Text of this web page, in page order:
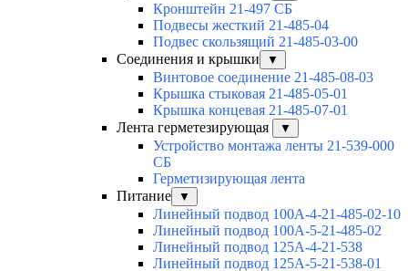
Кронштейн 21-497 СБ
Подвесы жесткий 21-485-04
Подвес скользящий 21-485-03-00
Соединения и крышки
▼
Винтовое соединение 21-485-08-03
Крышка стыковая 21-485-05-01
Крышка концевая 21-485-07-01
Лента герметезирующая
▼
Устройство монтажа ленты 21-539-000
СБ
Герметизирующая лента
Питание
▼
Линейный подвод 100А-4-21-485-02-10
Линейный подвод 100А-5-21-485-02
Линейный подвод 125А-4-21-538
Линейный подвод 125А-5-21-538-01